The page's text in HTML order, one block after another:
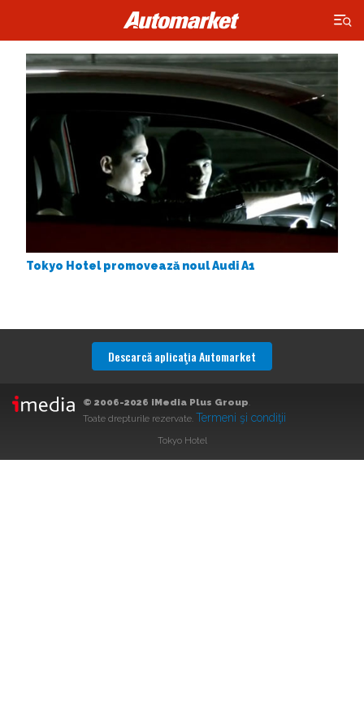
×
Tokyo Hotel promovează noul Audi A1
Descarcă aplicaţia Automarket
© 2006-2026 iMedia Plus Group.
Toate drepturile rezervate. Termeni şi condiţii
Tokyo Hotel